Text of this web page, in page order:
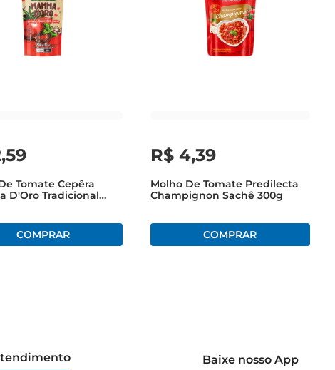
e seco, e após aberto, recomendase conservar na
hora de cozinhar, sem abrir mão do sabor.
,59
Tomate Cepêra
D'Oro Tradicional
R$ 4,39
Molho De Tomate Predilecta
Champignon Sachê 300g
Baixe nosso App